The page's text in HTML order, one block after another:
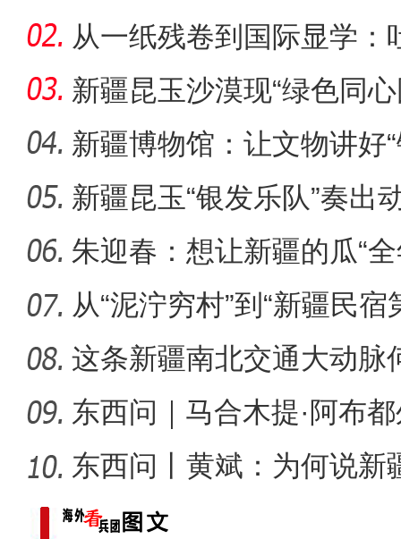
侨乡故事 | 哈班拜的
从一纸残卷到国际显学：
出“冷门”
新疆昆玉沙漠现“绿色同
生态
新疆博物馆：让文物讲好
新疆昆玉“银发乐队”奏出
朱迎春：想让新疆的瓜“
从“泥泞穷村”到“新疆民
桂
这条新疆南北交通大动脉
度”？
东西问｜马合木提·阿布
何以实
东西问丨黄斌：为何说新
一部交